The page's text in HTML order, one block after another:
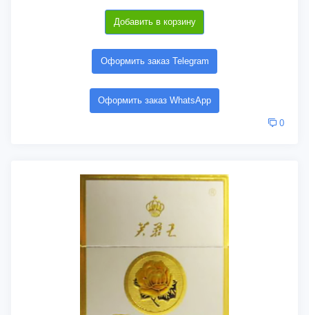
Добавить в корзину
Оформить заказ Telegram
Оформить заказ WhatsApp
0